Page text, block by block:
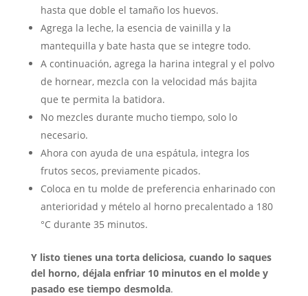
hasta que doble el tamaño los huevos.
Agrega la leche, la esencia de vainilla y la
mantequilla y bate hasta que se integre todo.
A continuación, agrega la harina integral y el polvo
de hornear, mezcla con la velocidad más bajita
que te permita la batidora.
No mezcles durante mucho tiempo, solo lo
necesario.
Ahora con ayuda de una espátula, integra los
frutos secos, previamente picados.
Coloca en tu molde de preferencia enharinado con
anterioridad y mételo al horno precalentado a 180
°C durante 35 minutos.
Y listo tienes una torta deliciosa, cuando lo saques
del horno, déjala enfriar 10 minutos en el molde y
pasado ese tiempo desmolda.